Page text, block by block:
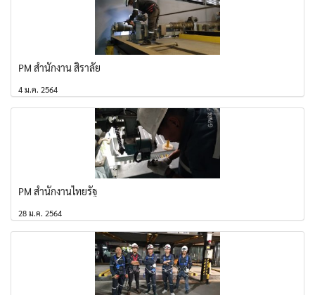
PM สำนักงาน สิราลัย
4 ม.ค. 2564
PM สำนักงานไทยรัฐ
28 ม.ค. 2564